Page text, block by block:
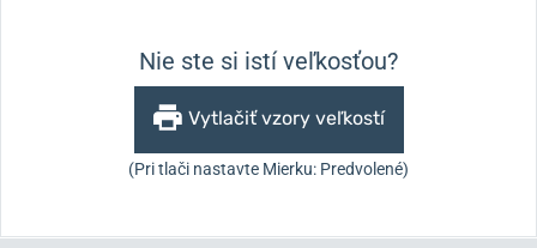
Nie ste si istí veľkosťou?
Vytlačiť vzory veľkostí
(Pri tlači nastavte Mierku: Predvolené)